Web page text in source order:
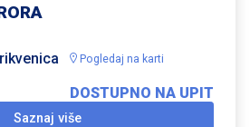
Pogledaj na karti
DOSTUPNO NA UPIT
Saznaj više